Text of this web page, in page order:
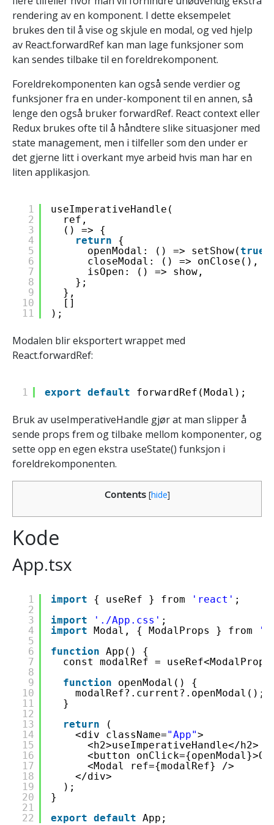
rendering av en komponent. I dette eksempelet
brukes den til å vise og skjule en modal, og ved hjelp
av React.forwardRef kan man lage funksjoner som
kan sendes tilbake til en foreldrekomponent.
Foreldrekomponenten kan også sende verdier og
funksjoner fra en under-komponent til en annen, så
lenge den også bruker forwardRef. React context eller
Redux brukes ofte til å håndtere slike situasjoner med
state management, men i tilfeller som den under er
det gjerne litt i overkant mye arbeid hvis man har en
liten applikasjon.
1
2
3
4
5
6
7
8
9
10
11
useImperativeHandle(
ref,
() => {
return
{
openModal: () => setShow(true
closeModal: () => onClose(),
isOpen: () => show,
};
},
[]
);
Modalen blir eksportert wrappet med
React.forwardRef:
1 export default forwardRef(Modal);
Bruk av useImperativeHandle gjør at man slipper å
sende props frem og tilbake mellom komponenter, og
sette opp en egen ekstra useState() funksjon i
foreldrekomponenten.
Contents [hide]
Kode
App.tsx
1
2
3
4
5
6
7
8
9
10
11
12
13
14
15
16
17
18
19
20
21
22
import { useRef } from 'react' ;
import
'./App.css' ;
import Modal, { ModalProps } from
'./
function App() {
const modalRef =
function
openModal() {
modalRef?.current?.openModal();
}
return
(
<div className="App">
<h2>useImperativeHandle</h2>
<button
<Modal ref={modalRef} />
</div>
);
}
export default App;